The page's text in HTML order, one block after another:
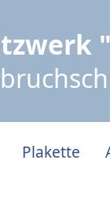
Plakette